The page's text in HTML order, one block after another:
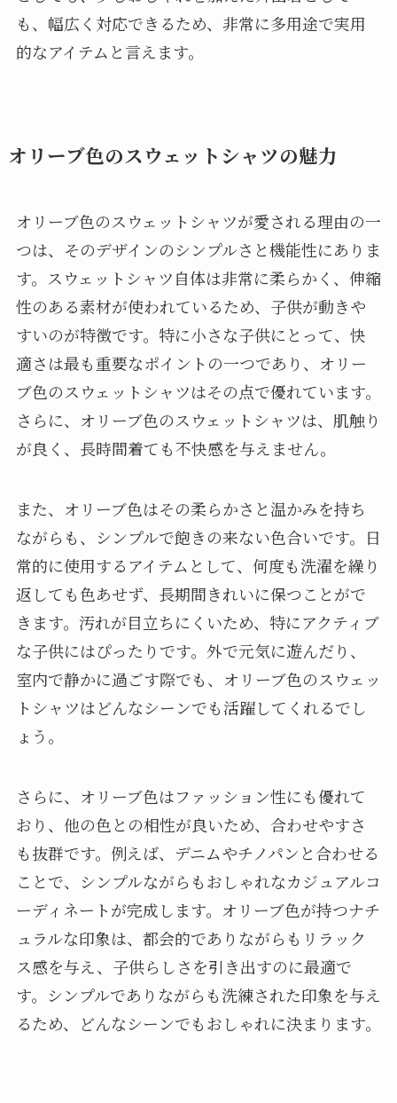
も、幅広く対応できるため、非常に多用途で実用
的なアイテムと言えます。
オリーブ色のスウェットシャツの魅力
オリーブ色のスウェットシャツが愛される理由の一
つは、そのデザインのシンプルさと機能性にありま
す。スウェットシャツ自体は非常に柔らかく、伸縮
性のある素材が使われているため、子供が動きや
すいのが特徴です。特に小さな子供にとって、快
適さは最も重要なポイントの一つであり、オリー
ブ色のスウェットシャツはその点で優れています。
さらに、オリーブ色のスウェットシャツは、肌触り
が良く、長時間着ても不快感を与えません。
また、オリーブ色はその柔らかさと温かみを持ち
ながらも、シンプルで飽きの来ない色合いです。日
常的に使用するアイテムとして、何度も洗濯を繰り
返しても色あせず、長期間きれいに保つことがで
きます。汚れが目立ちにくいため、特にアクティブ
な子供にはぴったりです。外で元気に遊んだり、
室内で静かに過ごす際でも、オリーブ色のスウェッ
トシャツはどんなシーンでも活躍してくれるでし
ょう。
さらに、オリーブ色はファッション性にも優れて
おり、他の色との相性が良いため、合わせやすさ
も抜群です。例えば、デニムやチノパンと合わせる
ことで、シンプルながらもおしゃれなカジュアルコ
ーディネートが完成します。オリーブ色が持つナチ
ュラルな印象は、都会的でありながらもリラック
ス感を与え、子供らしさを引き出すのに最適で
す。シンプルでありながらも洗練された印象を与え
るため、どんなシーンでもおしゃれに決まります。